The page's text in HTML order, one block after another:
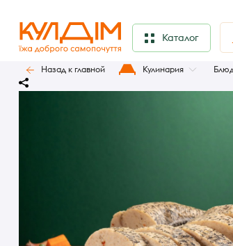
Каталог
Назад к главной Кулинария